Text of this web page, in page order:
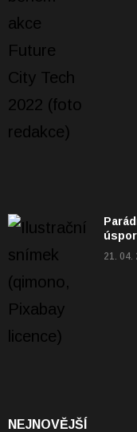
21. 04.
NEJNOVĚJŠÍ